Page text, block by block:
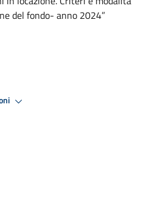
del fondo- anno 2024”